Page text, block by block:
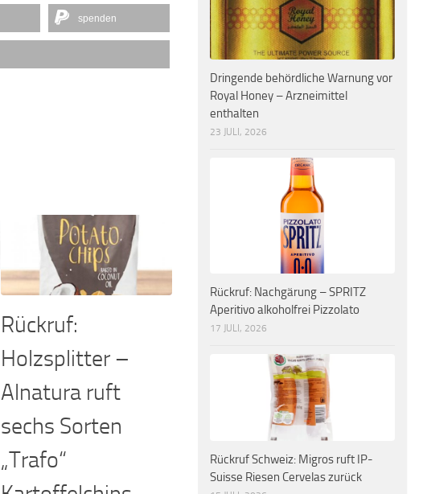
spenden
Rückruf:
Holzsplitter –
Alnatura ruft
sechs Sorten
„Trafo“
Dringende behördliche Warnung vor
Royal Honey – Arzneimittel
enthalten
23 JULI, 2026
Rückruf: Nachgärung – SPRITZ
Aperitivo alkoholfrei Pizzolato
17 JULI, 2026
Rückruf Schweiz: Migros ruft IP-
Suisse Riesen Cervelas zurück